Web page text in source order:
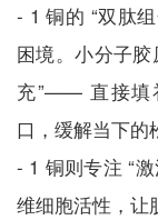
- 1 铜的 “双肽
困境。小分子
充”—— 直接填
口，缓解当下的
- 1 铜则专注 “
维细胞活性，让